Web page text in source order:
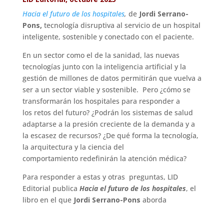
Hacia el futuro de los hospitales, de Jordi Serrano-
Pons, tecnología disruptiva al servicio de un hospital
inteligente, sostenible y conectado con el paciente.
En un sector como el de la sanidad, las nuevas
tecnologías junto con la inteligencia artificial y la
gestión de millones de datos permitirán que vuelva a
ser a un sector viable y sostenible. Pero ¿cómo se
transformarán los hospitales para responder a
los retos del futuro? ¿Podrán los sistemas de salud
adaptarse a la presión creciente de la demanda y a
la escasez de recursos? ¿De qué forma la tecnología,
la arquitectura y la ciencia del
comportamiento redefinirán la atención médica?
Para responder a estas y otras preguntas, LID
Editorial publica Hacia el futuro de los hospitales, el
libro en el queJordi Serrano-Pons aborda